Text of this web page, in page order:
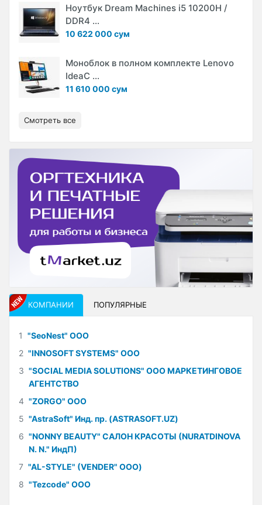
Ноутбук Dream Machines i5 10200H /
DDR4 ...
10 622 000 сум
Моноблок в полном комплекте Lenovo
IdeaC ...
11 610 000 сум
Смотреть все
КОМПАНИИ ПОПУЛЯРНЫЕ
1 "SeoNest" ООО
2 "INNOSOFT SYSTEMS" ООО
3 "SOCIAL MEDIA SOLUTIONS" ООО МАРКЕТИНГОВОЕ
АГЕНТСТВО
4 "ZORGO" ООО
5 "AstraSoft" Инд. пр. (ASTRASOFT.UZ)
6 "NONNY BEAUTY" САЛОН КРАСОТЫ (NURATDINOVA
N. N." ИндП)
7 "AL-STYLE" (VENDER" ООО)
8 "Tezcode" ООО